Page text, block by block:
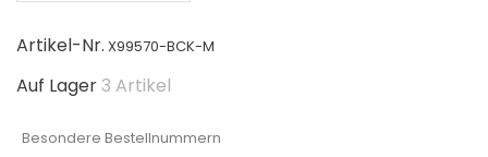
Artikel-Nr. X99570-BCK-M
Auf Lager 3 Artikel
Besondere Bestellnummern